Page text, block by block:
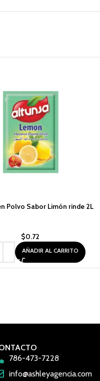
Polvo Sabor Limón rinde 2L
$0.72
AÑADIR AL CARRITO
786-473-7228
info@ashleyagencia.com